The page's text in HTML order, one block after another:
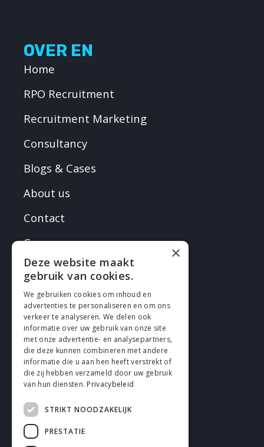
OVER EN
Home
RPO Recruitment
Recruitment Marketing
Consultancy
Blogs & Cases
About us
Contact
Careers
FOLLOW EN
Cookies
Privacy
×
Deze website maakt
gebruik van cookies.
We gebruiken cookies om inhoud en
advertenties te personaliseren en om ons
verkeer te analyseren. We delen ook
informatie over uw gebruik van onze site
met onze advertentie- en analysepartners,
die deze kunnen combineren met andere
informatie die u aan hen heeft verstrekt of
die zij hebben verzameld door uw gebruik
van hun diensten. Privacybeleid
STRIKT NOODZAKELIJK
PRESTATIE